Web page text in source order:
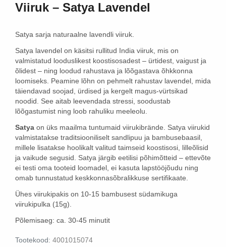
Viiruk – Satya Lavendel
Satya sarja naturaalne lavendli viiruk.
Satya lavendel on käsitsi rullitud India viiruk, mis on
valmistatud looduslikest koostisosadest – ürtidest, vaigust ja
õlidest – ning loodud rahustava ja lõõgastava õhkkonna
loomiseks. Peamine lõhn on pehmelt rahustav lavendel, mida
täiendavad soojad, ürdised ja kergelt magus-vürtsikad
noodid. See aitab leevendada stressi, soodustab
lõõgastumist ning loob rahuliku meeleolu.
Satya on üks maailma tuntumaid viirukibrände. Satya viirukid
valmistatakse traditsiooniliselt sandlipuu ja bambusebaasil,
millele lisatakse hoolikalt valitud taimseid koostisosi, lilleõlisid
ja vaikude segusid. Satya järgib eetilisi põhimõtteid – ettevõte
ei testi oma tooteid loomadel, ei kasuta lapstööjõudu ning
omab tunnustatud keskkonnasõbralikkuse sertifikaate.
Ühes viirukipakis on 10-15 bambusest südamikuga
viirukipulka (15g).
Põlemisaeg: ca. 30-45 minutit
Tootekood: 4001015074